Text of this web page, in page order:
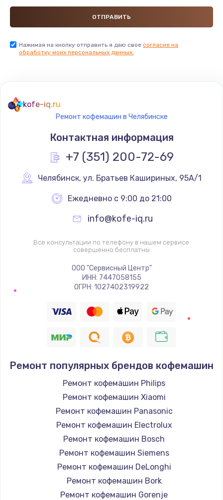
Нажимая на кнопку отправить я даю свое согласие на
обработку моих персональных данных.
kofe-iq.ru
Ремонт кофемашин в Челябинске
Контактная информация
+7 (351) 200-72-69
Челябинск, ул. Братьев Кашириных, 95А/1
Ежедневно с 9:00 до 21:00
info@kofe-iq.ru
Все консультации по телефону в нашем сервисе
совершенно бесплатны
ООО "Сервисный Центр"
ИНН: 7447058155
ОГРН: 1027402319922
Ремонт популярных брендов кофемашин
Ремонт кофемашин Philips
Ремонт кофемашин Xiaomi
Ремонт кофемашин Panasonic
Ремонт кофемашин Electrolux
Ремонт кофемашин Bosch
Ремонт кофемашин Siemens
Ремонт кофемашин DeLonghi
Ремонт кофемашин Bork
Ремонт кофемашин Gorenje